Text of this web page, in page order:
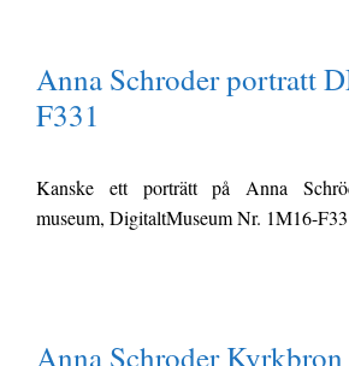
Anna Schroder portratt
F331
Kanske ett porträtt på Anna
museum, DigitaltMuseum Nr. 1M16-
Anna Schroder